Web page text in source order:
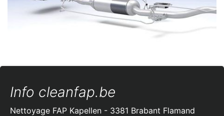
Info cleanfap.be
Nettoyage FAP Kapellen - 3381 Brabant Flamand